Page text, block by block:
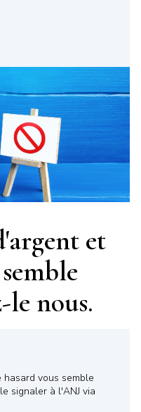
et
le nous.
vous semble
signaler à l'ANJ via